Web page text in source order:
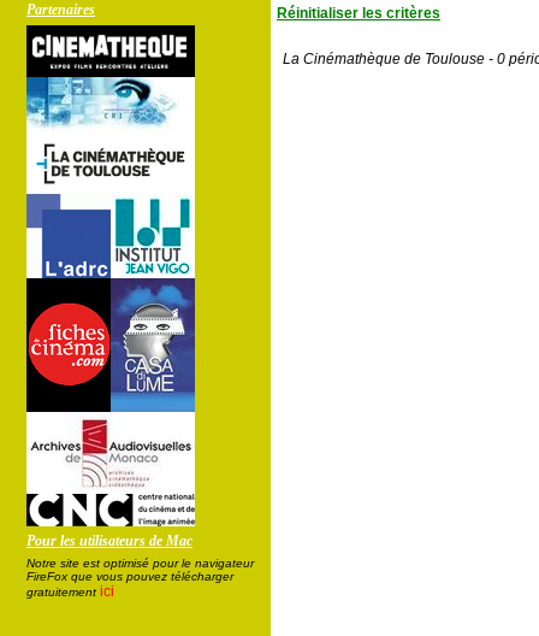
Partenaires
Pour les utilisateurs de Mac
Notre site est optimisé pour le navigateur
FireFox que vous pouvez télécharger
gratuitement ici
Réinitialiser les critères
La Cinémathèque de Toulouse - 0